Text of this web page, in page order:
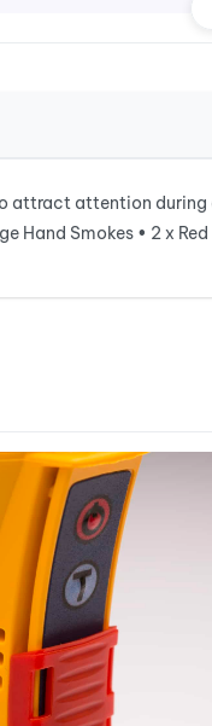
attract attention
Hand Smokes • 2 x